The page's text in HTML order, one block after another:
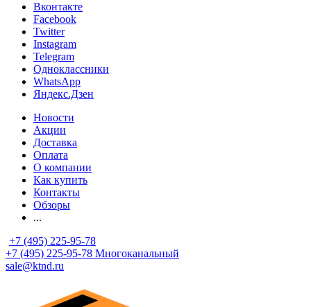
Вконтакте
Facebook
Twitter
Instagram
Telegram
Одноклассники
WhatsApp
Яндекс.Дзен
Новости
Акции
Доставка
Оплата
О компании
Как купить
Контакты
Обзоры
...
+7 (495) 225-95-78
+7 (495) 225-95-78 Многоканальный
sale@ktnd.ru